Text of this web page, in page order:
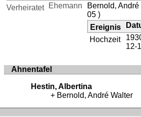
Verheiratet
Ehemann Bernold, André
05 )
Ereignis
Hochzeit
12-
Ahnentafel
Hestin, Albertina
Bernold, André Walter